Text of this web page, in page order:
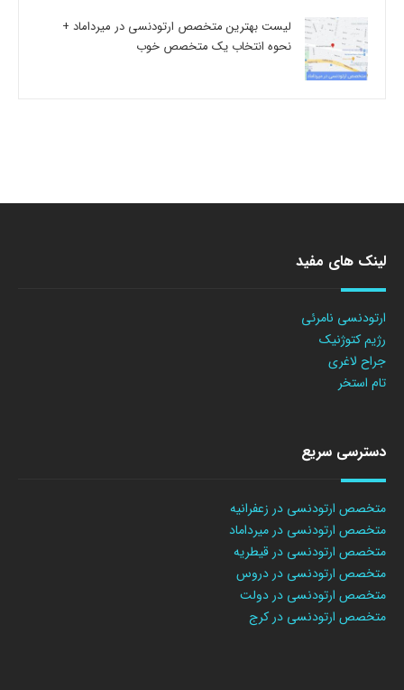
لیست بهترین متخصص ارتودنسی در میرداماد +
نحوه انتخاب یک متخصص خوب
لینک های مفید
ارتودنسی نامرئی
رژیم کتوژنیک
جراح لاغری
تام استخر
دسترسی سریع
متخصص ارتودنسی در زعفرانیه
متخصص ارتودنسی در میرداماد
متخصص ارتودنسی در قیطریه
متخصص ارتودنسی در دروس
متخصص ارتودنسی در دولت
متخصص ارتودنسی در کرج